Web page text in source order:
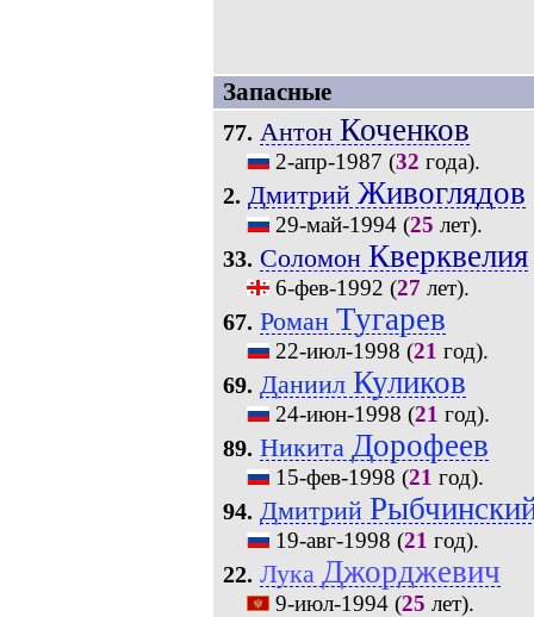
Запасные
77. Антон Коченков
2-апр-1987 (32 года).
2. Дмитрий Живоглядов
29-май-1994(25 лет).
33. Соломон Кверквелия
6-фев-1992 (27 лет).
67. Роман Тугарев
22-июл-1998 (21 год).
69. Даниил Куликов
24-июн-1998 (21 год).
89. Никита Дорофеев
15-фев-1998 (21 год).
94. Дмитрий
19-авг-1998 (21 год).
22. Лука Джорджевич
9-июл-1994(25 лет).